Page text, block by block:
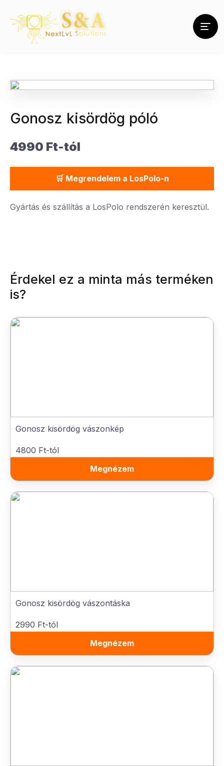
Gonosz kisördög póló
4990 Ft-tól
🛒 Megrendelem a LosPolo-n
Gyártás és szállítás a LosPolo rendszerén keresztül.
Érdekel ez a minta más terméken
is?
Gonosz kisördög vászonkép
4800 Ft-tól
Megnézem
Gonosz kisördög vászontáska
2990 Ft-tól
Megnézem